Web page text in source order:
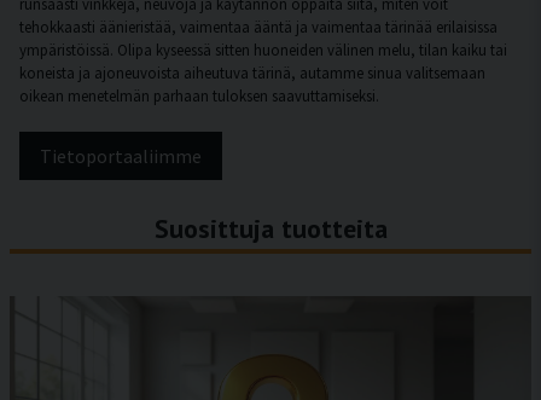
runsaasti vinkkejä, neuvoja ja käytännön oppaita siitä, miten voit
tehokkaasti äänieristää, vaimentaa ääntä ja vaimentaa tärinää erilaisissa
ympäristöissä. Olipa kyseessä sitten huoneiden välinen melu, tilan kaiku tai
koneista ja ajoneuvoista aiheutuva tärinä, autamme sinua valitsemaan
oikean menetelmän parhaan tuloksen saavuttamiseksi.
Tietoportaaliimme
Suosittuja tuotteita